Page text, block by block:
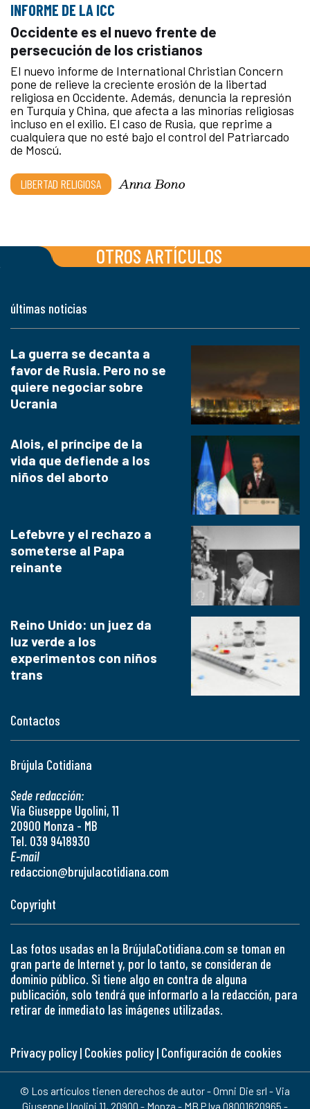
INFORME DE LA ICC
Occidente es el nuevo frente de
persecución de los cristianos
El nuevo informe de International Christian Concern
pone de relieve la creciente erosión de la libertad
religiosa en Occidente. Además, denuncia la represión
en Turquía y China, que afecta a las minorías religiosas
incluso en el exilio. El caso de Rusia, que reprime a
cualquiera que no esté bajo el control del Patriarcado
de Moscú.
LIBERTAD RELIGIOSA Anna Bono
OTROS ARTÍCULOS
Contactos
Brújula Cotidiana
Sede redacción:
Via Giuseppe Ugolini, 11
20900 Monza - MB
Tel. 039 9418930
E-mail
redaccion@brujulacotidiana.com
últimas noticias
La guerra se decanta a
favor de Rusia. Pero no se
quiere negociar sobre
Ucrania
Alois, el príncipe de la
vida que defiende a los
niños del aborto
Lefebvre y el rechazo a
someterse al Papa
reinante
Reino Unido: un juez da
luz verde a los
experimentos con niños
trans
Copyright
Las fotos usadas en la BrújulaCotidiana.com se toman en
gran parte de Internet y, por lo tanto, se consideran de
dominio público. Si tiene algo en contra de alguna
publicación, solo tendrá que informarlo a la redacción, para
retirar de inmediato las imágenes utilizadas.
Privacy policy| Cookies policy| Configuración de cookies
© Los artículos tienen derechos de autor - Omni Die srl - Via
Giuseppe Ugolini 11, 20900 - Monza - MB P.Iva 08001620965 -